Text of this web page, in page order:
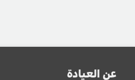
عن العيادة